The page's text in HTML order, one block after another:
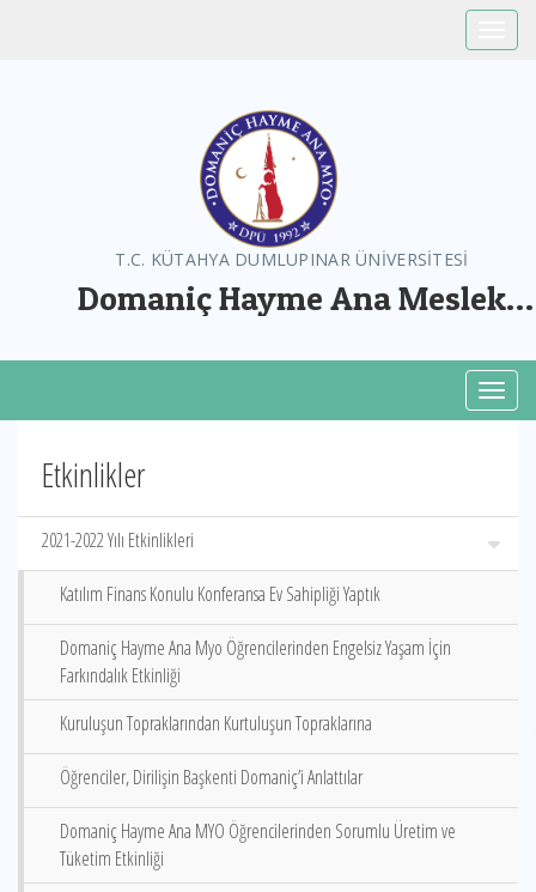
T.C. KÜTAHYA DUMLUPINAR ÜNİVERSİTESİ
Domaniç Hayme Ana Meslek
Etkinlikler
2021-2022 Yılı Etkinlikleri
Katılım Finans Konulu Konferansa Ev Sahipliği Yaptık
Domaniç Hayme Ana Myo Öğrencilerinden Engelsiz Yaşam İçin
Farkındalık Etkinliği
Kuruluşun Topraklarından Kurtuluşun Topraklarına
Öğrenciler, Dirilişin Başkenti Domaniç’i Anlattılar
Domaniç Hayme Ana MYO Öğrencilerinden Sorumlu Üretim ve
Tüketim Etkinliği